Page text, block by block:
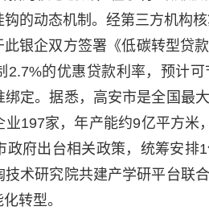
的动态机制。经第三方机构
银企双方签署《低碳转型贷
2.7%的优惠贷款利率，预计
绑定。据悉，高安市是全国最
197家，年产能约9亿平方米
政府出台相关政策，统筹安排
术研究院共建产学研平台联
转型。